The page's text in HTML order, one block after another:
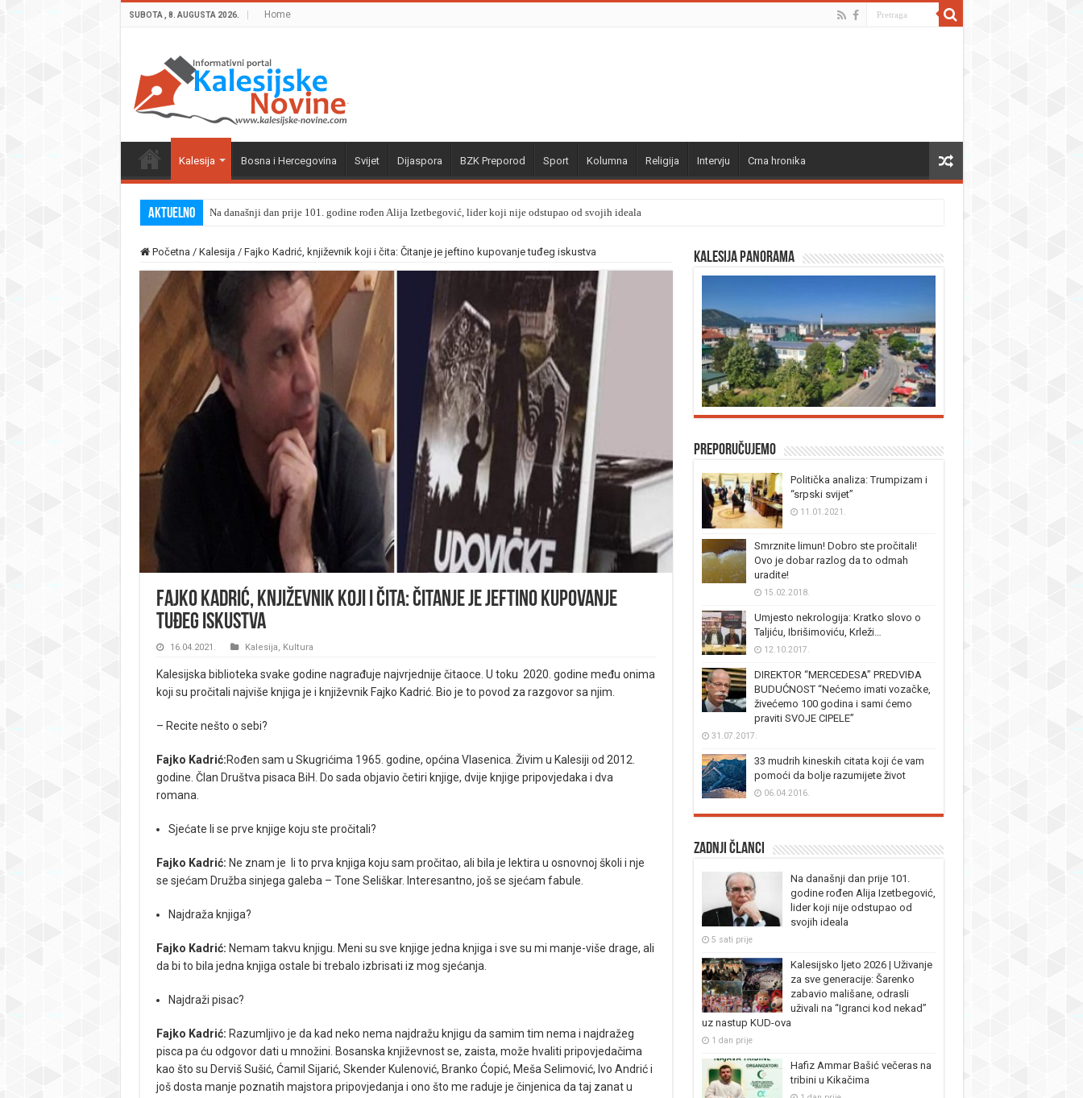
SUBOTA , 8. AUGUSTA 2026. Home
Kalesija Bosna i Hercegovina Svijet Dijaspora BZK Preporod Sport Kolumna Religija Intervju Crna hronika
Aktuelno Na današnji dan prije 101. godine rođen Alija Izetbegović, lider koji nije odstupao od svojih ideala
Početna / Kalesija / Fajko Kadrić, književnik koji i čita: Čitanje je jeftino kupovanje tuđeg iskustva
Fajko Kadrić, književnik koji i čita: Čitanje je jeftino kupovanje
tuđeg iskustva
16.04.2021. Kalesija, Kultura
Kalesijska biblioteka svake godine nagrađuje najvrjednije čitaoce. U toku 2020. godine među onima
koji su pročitali najviše knjiga je i književnik Fajko Kadrić. Bio je to povod za razgovor sa njim.
– Recite nešto o sebi?
Fajko Kadrić:Rođen sam u Skugrićima 1965. godine, općina Vlasenica. Živim u Kalesiji od 2012.
godine. Član Društva pisaca BiH. Do sada objavio četiri knjige, dvije knjige pripovjedaka i dva
romana.
Sjećate li se prve knjige koju ste pročitali?
Fajko Kadrić: Ne znam je li to prva knjiga koju sam pročitao, ali bila je lektira u osnovnoj školi i nje
se sjećam Družba sinjega galeba – Tone Seliškar. Interesantno, još se sjećam fabule.
Najdraža knjiga?
Fajko Kadrić: Nemam takvu knjigu. Meni su sve knjige jedna knjiga i sve su mi manje-više drage, ali
da bi to bila jedna knjiga ostale bi trebalo izbrisati iz mog sjećanja.
Najdraži pisac?
Fajko Kadrić: Razumljivo je da kad neko nema najdražu knjigu da samim tim nema i najdražeg
pisca pa ću odgovor dati u množini. Bosanska književnost se, zaista, može hvaliti pripovjedačima
kao što su Derviš Sušić, Ćamil Sijarić, Skender Kulenović, Branko Ćopić, Meša Selimović, Ivo Andrić i
još dosta manje poznatih majstora pripovjedanja i ono što me raduje je činjenica da taj zanat u
Kalesija panorama
Preporučujemo
Politička analiza: Trumpizam i
“srpski svijet”
11.01.2021.
Smrznite limun! Dobro ste pročitali!
Ovo je dobar razlog da to odmah
uradite!
15.02.2018.
Umjesto nekrologija: Kratko slovo o
Taljiću, Ibrišimoviću, Krleži…
12.10.2017.
DIREKTOR “MERCEDESA” PREDVIĐA
BUDUĆNOST “Nećemo imati vozačke,
živećemo 100 godina i sami ćemo
praviti SVOJE CIPELE”
31.07.2017.
33 mudrih kineskih citata koji će vam
pomoći da bolje razumijete život
06.04.2016.
Zadnji članci
Na današnji dan prije 101.
godine rođen Alija Izetbegović,
lider koji nije odstupao od
svojih ideala
5 sati prije
Kalesijsko ljeto 2026 | Uživanje
za sve generacije: Šarenko
zabavio mališane, odrasli
uživali na “Igranci kod nekad”
uz nastup KUD-ova
1 dan prije
Hafiz Ammar Bašić večeras na
tribini u Kikačima